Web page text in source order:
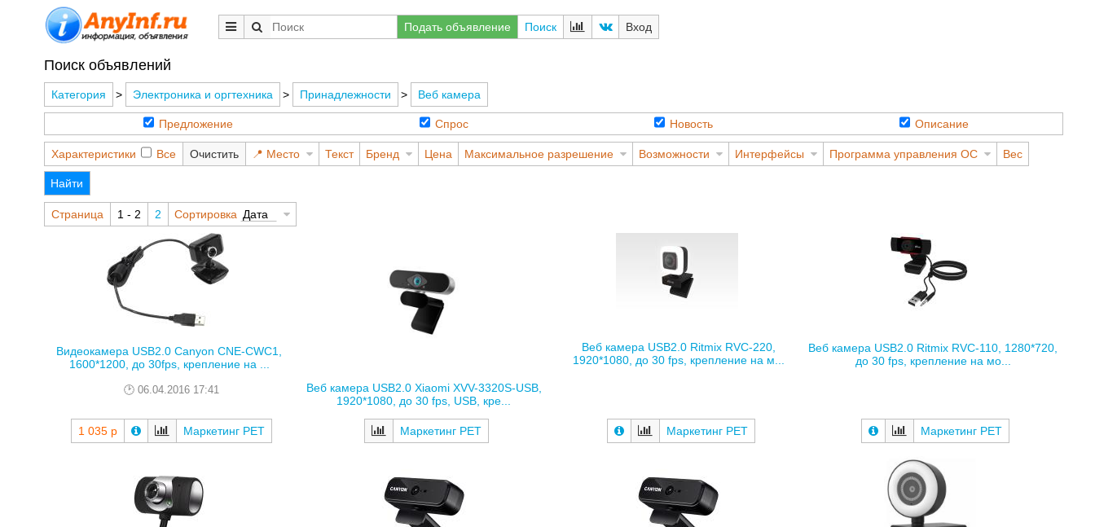
Подать объявление Поиск Вход
Поиск объявлений
Категория > Электроника и оргтехника > Принадлежности > Веб камера
Предложение Спрос Новость Описание
Характеристики Все Очистить Место Текст Бренд Цена Максимальное разрешение Возможности Интерфейсы Программа управления ОС Вес
Найти
Страница 1 - 2 2 Сортировка Дата
Видеокамера USB2.0 Canyon CNE-CWC1,
1600*1200, до 30fps, крепление на ...
06.04.2016 17:41
1 035 р Маркетинг РЕТ
Веб камера USB2.0 Xiaomi XVV-3320S-USB,
1920*1080, до 30 fps, USB, кре...
Маркетинг РЕТ
Веб камера USB2.0 Ritmix RVC-220,
1920*1080, до 30 fps, крепление на м...
Маркетинг РЕТ
Веб камера USB2.0 Ritmix RVC-110, 1280*720,
до 30 fps, крепление на мо...
Маркетинг РЕТ